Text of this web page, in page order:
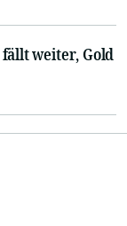
weiter, Gold